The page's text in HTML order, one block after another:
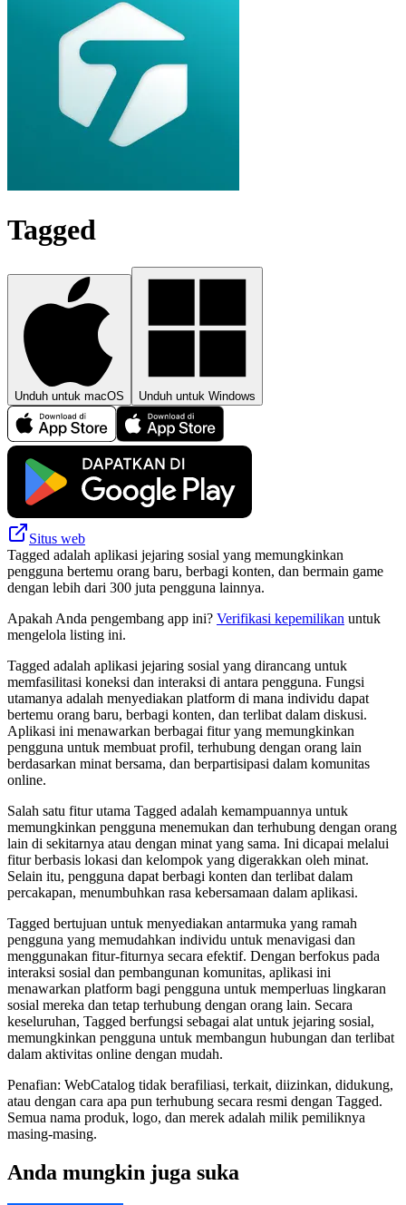
Tagged
Unduh untuk macOS Unduh untuk Windows
Situs web
Tagged adalah aplikasi jejaring sosial yang memungkinkan
pengguna bertemu orang baru, berbagi konten, dan bermain game
dengan lebih dari 300 juta pengguna lainnya.
Apakah Anda pengembang app ini? Verifikasi kepemilikan untuk
mengelola listing ini.
Tagged adalah aplikasi jejaring sosial yang dirancang untuk
memfasilitasi koneksi dan interaksi di antara pengguna. Fungsi
utamanya adalah menyediakan platform di mana individu dapat
bertemu orang baru, berbagi konten, dan terlibat dalam diskusi.
Aplikasi ini menawarkan berbagai fitur yang memungkinkan
pengguna untuk membuat profil, terhubung dengan orang lain
berdasarkan minat bersama, dan berpartisipasi dalam komunitas
online.
Salah satu fitur utama Tagged adalah kemampuannya untuk
memungkinkan pengguna menemukan dan terhubung dengan orang
lain di sekitarnya atau dengan minat yang sama. Ini dicapai melalui
fitur berbasis lokasi dan kelompok yang digerakkan oleh minat.
Selain itu, pengguna dapat berbagi konten dan terlibat dalam
percakapan, menumbuhkan rasa kebersamaan dalam aplikasi.
Tagged bertujuan untuk menyediakan antarmuka yang ramah
pengguna yang memudahkan individu untuk menavigasi dan
menggunakan fitur-fiturnya secara efektif. Dengan berfokus pada
interaksi sosial dan pembangunan komunitas, aplikasi ini
menawarkan platform bagi pengguna untuk memperluas lingkaran
sosial mereka dan tetap terhubung dengan orang lain. Secara
keseluruhan, Tagged berfungsi sebagai alat untuk jejaring sosial,
memungkinkan pengguna untuk membangun hubungan dan terlibat
dalam aktivitas online dengan mudah.
Penafian: WebCatalog tidak berafiliasi, terkait, diizinkan, didukung,
atau dengan cara apa pun terhubung secara resmi dengan Tagged.
Semua nama produk, logo, dan merek adalah milik pemiliknya
masing-masing.
Anda mungkin juga suka